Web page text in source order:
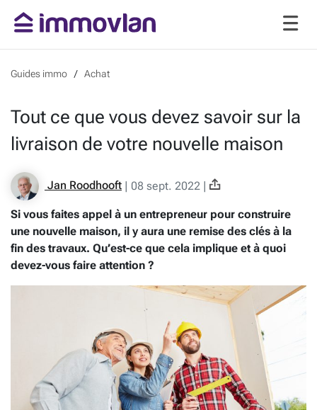
Guides immo Achat
Tout ce que vous devez savoir sur la
livraison de votre nouvelle maison
Jan Roodhooft | 08 sept. 2022 |
Si vous faites appel à un entrepreneur pour construire
une nouvelle maison, il y aura une remise des clés à la
fin des travaux. Qu’est-ce que cela implique et à quoi
devez-vous faire attention ?